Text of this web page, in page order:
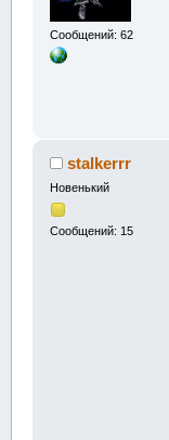
Сообщений: 62
stalkerrr
Новенький
Сообщений: 15